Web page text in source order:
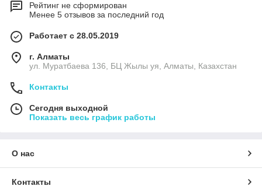
Рейтинг не сформирован
Менее 5 отзывов за последний год
Работает с 28.05.2019
г. Алматы
ул. Муратбаева 136, БЦ Жылы уя, Алматы, Казахстан
Контакты
Сегодня выходной
Показать весь график работы
О нас
Контакты